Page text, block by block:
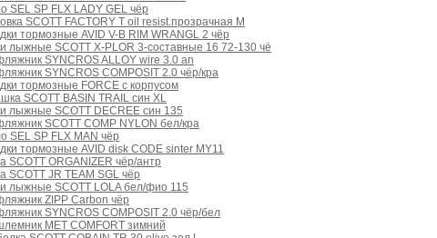
SEL SP FLX LADY GEL чёр
SCOTT FACTORY T oil resist.прозрачная M
тормозные AVID V-B RIM WRANGL 2 чёр
лыжные SCOTT X-PLOR 3-составные 16 72-130 чё
SYNCROS ALLOY wire 3.0 an
SYNCROS COMPOSIT 2.0 чёр/кра
тормозные FORCE с корпусом
SCOTT BASIN TRAIL син XL
лыжные SCOTT DECREE син 135
SCOTT COMP NYLON бел/кра
SEL SP FLX MAN чёр
тормозные AVID disk CODE sinter MY11
SCOTT ORGANIZER чёр/антр
SCOTT JR TEAM SGL чёр
лыжные SCOTT LOLA бел/фио 115
ZIPP Carbon чёр
SYNCROS COMPOSIT 2.0 чёр/бел
MET COMFORT зимний